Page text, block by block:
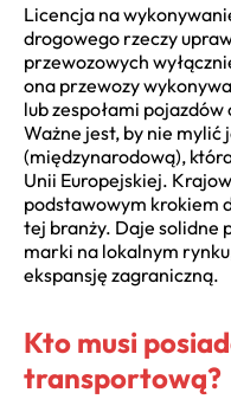
Licencja na
drogowego rzeczy
przewozowych
ona przewozy
lub zespołami
Ważne jest, by nie
(międzynarodową),
Unii Europejskiej.
podstawowym krokiem
tej branży. Daje solidne
marki na lokalnym
ekspansję zagraniczną.
Kto musi
transportową?